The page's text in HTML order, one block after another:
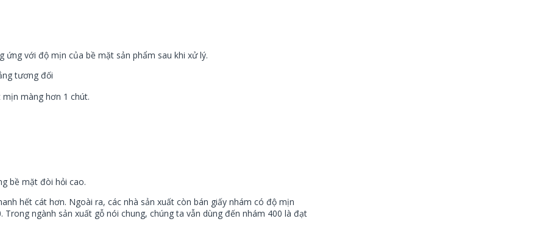
với độ mịn của bề mặt sản phẩm sau khi xử lý.
tương đối
màng hơn 1 chút.
bề mặt đòi hỏi cao.
hết cát hơn. Ngoài ra, các nhà sản xuất còn bán giấy nhám có độ mịn
ngành sản xuất gỗ nói chung, chúng ta vẫn dùng đến nhám 400 là đạt